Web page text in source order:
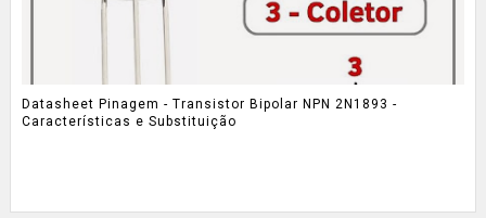
Datasheet Pinagem - Transistor Bipolar NPN 2N1893 -
Características e Substituição